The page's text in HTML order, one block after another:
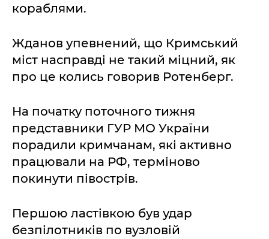
кораблями.
Жданов упевнений, що Кримський
міст насправді не такий міцний, як
про це колись говорив Ротенберг.
На початку поточного тижня
представники ГУР МО України
порадили кримчанам, які активно
працювали на РФ, терміново
покинути півострів.
Першою ластівкою був удар
безпілотників по вузловій